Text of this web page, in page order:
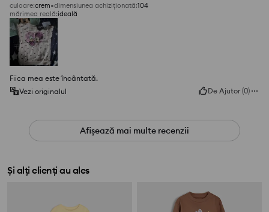
culoare:crem dimensiunea achiziționată:104
mărimea reală:ideală
Fiica mea este încântată.
Vezi originalul
De Ajutor (0)
Afișează mai multe recenzii
Și alți clienți au ales